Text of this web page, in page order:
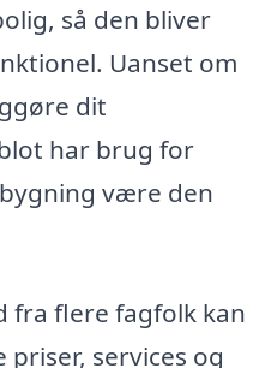
så den bliver
Uanset om
dit
har brug for
være den
fra flere fagfolk kan
services og